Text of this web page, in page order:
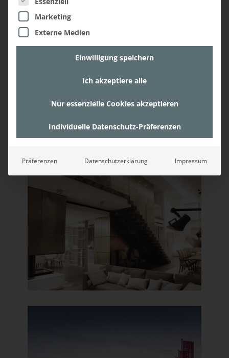
Marketing
Externe Medien
Einwilligung speichern
Ich akzeptiere alle
Nur essenzielle Cookies akzeptieren
Individuelle Datenschutz-Präferenzen
Präferenzen Datenschutzerklärung Impressum